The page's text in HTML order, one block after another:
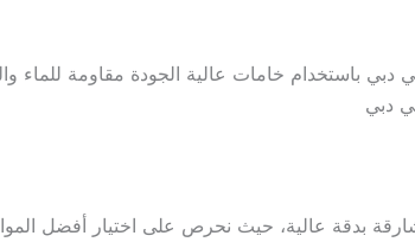
باستخدام خامات عالية الجودة مقاومة للماء
دبي
بدقة عالية، حيث نحرص على اختيار أفضل المواد